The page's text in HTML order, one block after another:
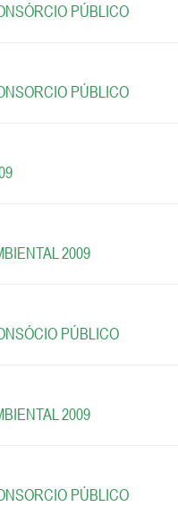
PÚBLICO
PÚBLICO
2009
PÚBLICO
2009
PÚBLICO